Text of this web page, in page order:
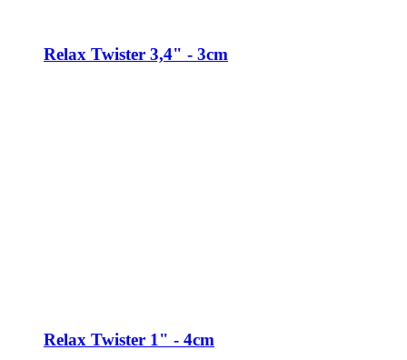
Relax Twister 3,4" - 3cm
Relax Twister 1" - 4cm